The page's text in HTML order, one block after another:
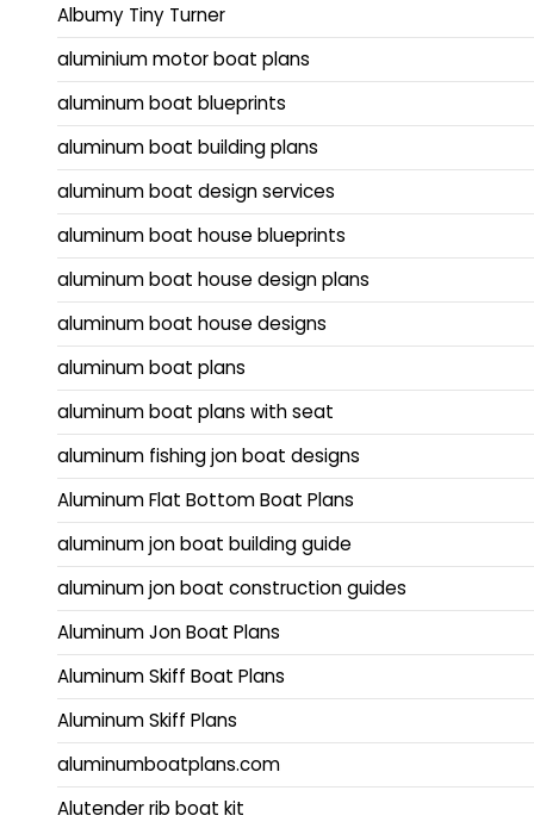
Albumy Tiny Turner
aluminium motor boat plans
aluminum boat blueprints
aluminum boat building plans
aluminum boat design services
aluminum boat house blueprints
aluminum boat house design plans
aluminum boat house designs
aluminum boat plans
aluminum boat plans with seat
aluminum fishing jon boat designs
Aluminum Flat Bottom Boat Plans
aluminum jon boat building guide
aluminum jon boat construction guides
Aluminum Jon Boat Plans
Aluminum Skiff Boat Plans
Aluminum Skiff Plans
aluminumboatplans.com
Alutender rib boat kit